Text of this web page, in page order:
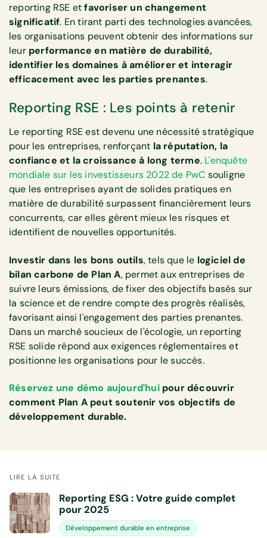
reporting RSE etfavoriser un changement
significatif. En tirant parti des technologies avancées,
les organisations peuvent obtenir des informations sur
leur performance en matière de durabilité,
identifier les domaines à améliorer et interagir
efficacement avec les parties prenantes.
Reporting RSE : Les points à retenir
Le reporting RSE est devenu une nécessité stratégique
pour les entreprises, renforçant la réputation, la
confiance et la croissance à long terme. L'enquête
mondiale sur les investisseurs 2022 de PwC souligne
que les entreprises ayant de solides pratiques en
matière de durabilité surpassent financièrement leurs
concurrents, car elles gèrent mieux les risques et
identifient de nouvelles opportunités.
Investir dans les bons outils, tels que le logiciel de
bilan carbone de Plan A, permet aux entreprises de
suivre leurs émissions, de fixer des objectifs basés sur
la science et de rendre compte des progrès réalisés,
favorisant ainsi l'engagement des parties prenantes.
Dans un marché soucieux de l'écologie, un reporting
RSE solide répond aux exigences réglementaires et
positionne les organisations pour le succès.
Réservez une démo aujourd'hui pour découvrir
comment Plan A peut soutenir vos objectifs de
développement durable.
LIRE LA SUITE
Reporting ESG : Votre guide complet
pour 2025
Développement durable en entreprise